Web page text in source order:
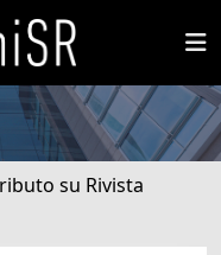
su Rivista